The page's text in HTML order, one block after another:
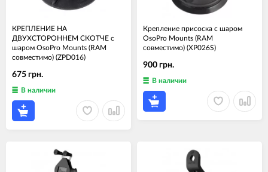
КРЕПЛЕНИЕ НА
ДВУХСТОРОННЕМ СКОТЧЕ с
шаром OsoPro Mounts (RAM
совместимо) (ZPD016)
675 грн.
В наличии
Крепление присоска с шаром
OsoPro Mounts (RAM
совместимо) (XP026S)
900 грн.
В наличии